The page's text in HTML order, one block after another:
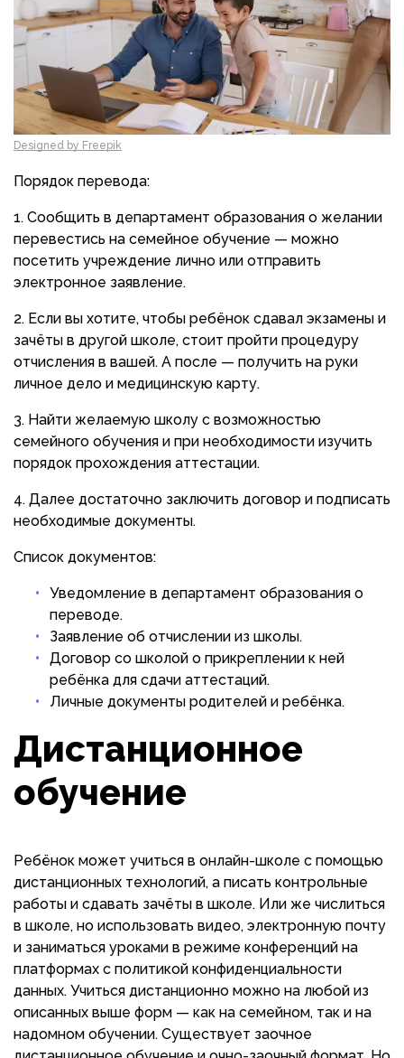
Designed by Freepik
Порядок перевода:
Сообщить в департамент образования о желании
перевестись на семейное обучение — можно
посетить учреждение лично или отправить
электронное заявление.
Если вы хотите, чтобы ребёнок сдавал экзамены и
зачёты в другой школе, стоит пройти процедуру
отчисления в вашей. А после — получить на руки
личное дело и медицинскую карту.
Найти желаемую школу с возможностью
семейного обучения и при необходимости изучить
порядок прохождения аттестации.
Далее достаточно заключить договор и подписать
необходимые документы.
Список документов:
Уведомление в департамент образования о
переводе.
Заявление об отчислении из школы.
Договор со школой о прикреплении к ней
ребёнка для сдачи аттестаций.
Личные документы родителей и ребёнка.
Дистанционное
обучение
Ребёнок может учиться в онлайн-школе с помощью
дистанционных технологий, а писать контрольные
работы и сдавать зачёты в школе. Или же числиться
в школе, но использовать видео, электронную почту
и заниматься уроками в режиме конференций на
платформах с политикой конфиденциальности
данных. Учиться дистанционно можно на любой из
описанных выше форм — как на семейном, так и на
надомном обучении. Существует заочное